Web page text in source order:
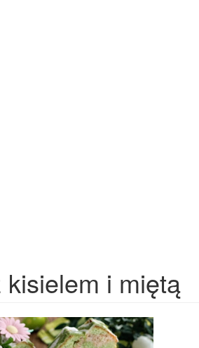
kisielem i miętą